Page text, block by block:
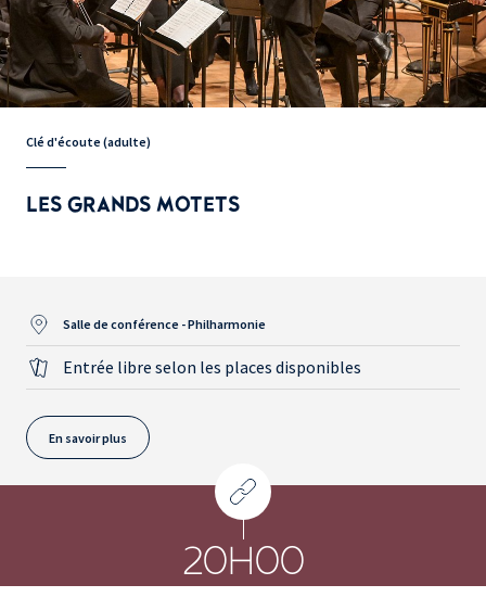
Clé d'écoute (adulte)
LES GRANDS MOTETS
Salle de conférence - Philharmonie
Entrée libre selon les places disponibles
En savoir plus
20H00